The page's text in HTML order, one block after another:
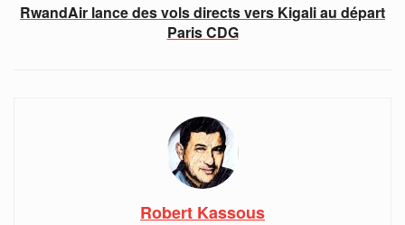
RwandAir lance des vols directs vers Kigali au départ
Paris CDG
Robert Kassous